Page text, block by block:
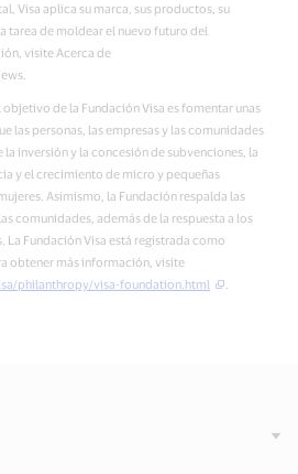
Visa aplica su marca, sus productos, su
tarea de moldear el nuevo futuro del
visite Acerca de
objetivo de la Fundación Visa es fomentar unas
las personas, las empresas y las comunidades
la inversión y la concesión de subvenciones, la
y el crecimiento de micro y pequeñas
Asimismo, la Fundación respalda las
comunidades, además de la respuesta a los
La Fundación Visa está registrada como
obtener más información, visite
philanthropy/visa-foundation.html